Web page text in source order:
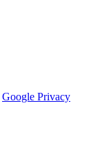
Google Privacy